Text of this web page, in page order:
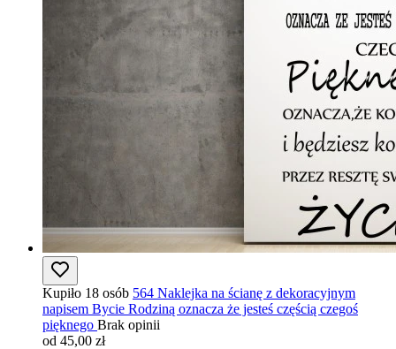
Kupiło 18 osób 564 Naklejka na ścianę z dekoracyjnym
napisem Bycie Rodziną oznacza że jesteś częścią czegoś
pięknego Brak opinii
od 45,00 zł